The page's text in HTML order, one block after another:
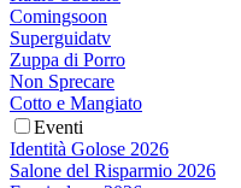
Comingsoon
Superguidatv
Zuppa di Porro
Non Sprecare
Cotto e Mangiato
Eventi
Identità Golose 2026
Salone del Risparmio 2026